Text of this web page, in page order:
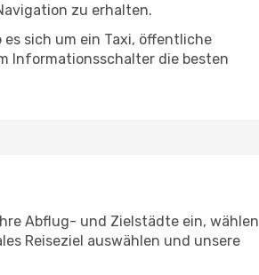
zu erhalten.
sich um ein Taxi, öffentliche
Informationsschalter die besten
Abflug- und Zielstädte ein, wählen
Reiseziel auswählen und unsere